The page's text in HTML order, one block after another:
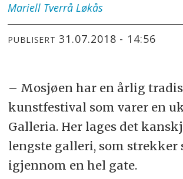
Mariell Tverrå Løkås
PUBLISERT 31.07.2018 - 14:56
– Mosjøen har en årlig
kunstfestival som varer en
Galleria. Her lages det
lengste galleri, som strekker
igjennom en hel gate.